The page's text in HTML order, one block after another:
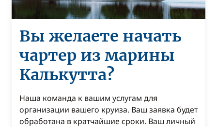
Вы желаете начать
чартер из марины
Калькутта?
Наша команда к вашим услугам для
организации вашего круиза. Ваш заявка будет
обработана в кратчайшие сроки. Ваш личный